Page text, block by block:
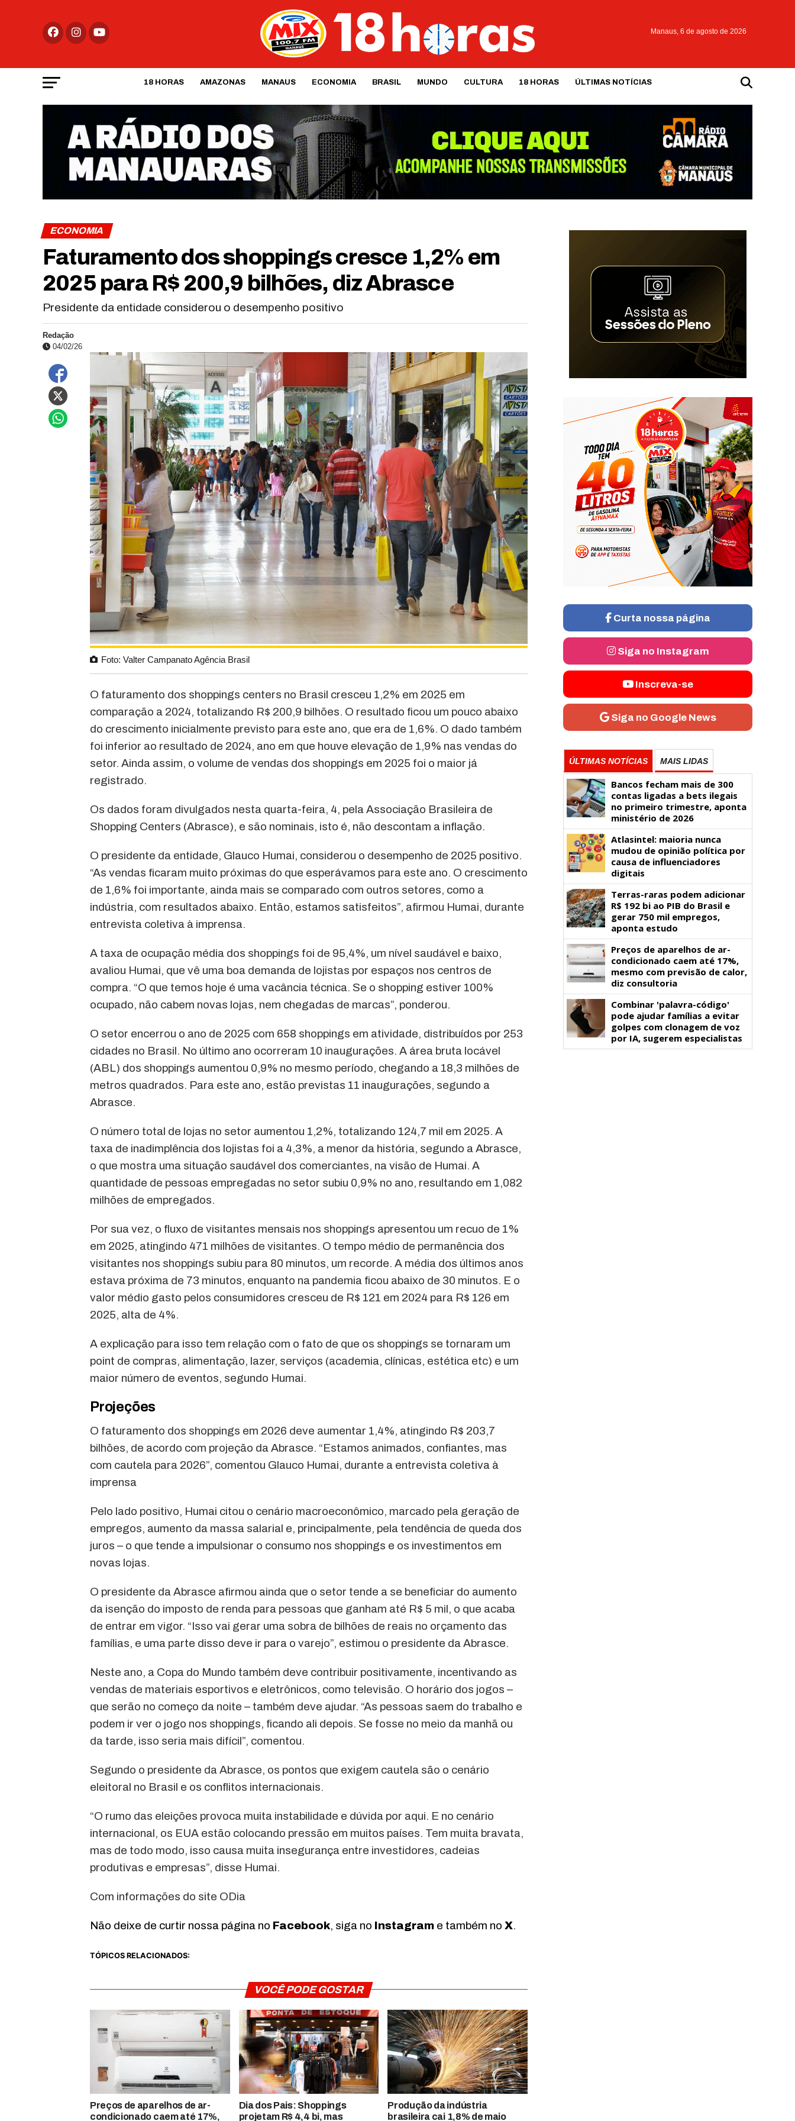
Manaus, 6 de agosto de 2026
18 HORAS AMAZONAS MANAUS ECONOMIA BRASIL MUNDO CULTURA 18 HORAS ÚLTIMAS NOTÍCIAS
ECONOMIA
Faturamento dos shoppings cresce 1,2% em
2025 para R$ 200,9 bilhões, diz Abrasce
Presidente da entidade considerou o desempenho positivo
Redação
04/02/26
Foto: Valter Campanato Agência Brasil
O faturamento dos shoppings centers no Brasil cresceu 1,2% em 2025 em
comparação a 2024, totalizando R$ 200,9 bilhões. O resultado ficou um pouco abaixo
do crescimento inicialmente previsto para este ano, que era de 1,6%. O dado também
foi inferior ao resultado de 2024, ano em que houve elevação de 1,9% nas vendas do
setor. Ainda assim, o volume de vendas dos shoppings em 2025 foi o maior já
registrado.
Os dados foram divulgados nesta quarta-feira, 4, pela Associação Brasileira de
Shopping Centers (Abrasce), e são nominais, isto é, não descontam a inflação.
O presidente da entidade, Glauco Humai, considerou o desempenho de 2025 positivo.
“As vendas ficaram muito próximas do que esperávamos para este ano. O crescimento
de 1,6% foi importante, ainda mais se comparado com outros setores, como a
indústria, com resultados abaixo. Então, estamos satisfeitos”, afirmou Humai, durante
entrevista coletiva à imprensa.
A taxa de ocupação média dos shoppings foi de 95,4%, um nível saudável e baixo,
avaliou Humai, que vê uma boa demanda de lojistas por espaços nos centros de
compra. “O que temos hoje é uma vacância técnica. Se o shopping estiver 100%
ocupado, não cabem novas lojas, nem chegadas de marcas”, ponderou.
O setor encerrou o ano de 2025 com 658 shoppings em atividade, distribuídos por 253
cidades no Brasil. No último ano ocorreram 10 inaugurações. A área bruta locável
(ABL) dos shoppings aumentou 0,9% no mesmo período, chegando a 18,3 milhões de
metros quadrados. Para este ano, estão previstas 11 inaugurações, segundo a
Abrasce.
O número total de lojas no setor aumentou 1,2%, totalizando 124,7 mil em 2025. A
taxa de inadimplência dos lojistas foi a 4,3%, a menor da história, segundo a Abrasce,
o que mostra uma situação saudável dos comerciantes, na visão de Humai. A
quantidade de pessoas empregadas no setor subiu 0,9% no ano, resultando em 1,082
milhões de empregados.
Por sua vez, o fluxo de visitantes mensais nos shoppings apresentou um recuo de 1%
em 2025, atingindo 471 milhões de visitantes. O tempo médio de permanência dos
visitantes nos shoppings subiu para 80 minutos, um recorde. A média dos últimos anos
estava próxima de 73 minutos, enquanto na pandemia ficou abaixo de 30 minutos. E o
valor médio gasto pelos consumidores cresceu de R$ 121 em 2024 para R$ 126 em
2025, alta de 4%.
A explicação para isso tem relação com o fato de que os shoppings se tornaram um
point de compras, alimentação, lazer, serviços (academia, clínicas, estética etc) e um
maior número de eventos, segundo Humai.
Projeções
O faturamento dos shoppings em 2026 deve aumentar 1,4%, atingindo R$ 203,7
bilhões, de acordo com projeção da Abrasce. “Estamos animados, confiantes, mas
com cautela para 2026”, comentou Glauco Humai, durante a entrevista coletiva à
imprensa
Pelo lado positivo, Humai citou o cenário macroeconômico, marcado pela geração de
empregos, aumento da massa salarial e, principalmente, pela tendência de queda dos
juros – o que tende a impulsionar o consumo nos shoppings e os investimentos em
novas lojas.
O presidente da Abrasce afirmou ainda que o setor tende a se beneficiar do aumento
da isenção do imposto de renda para pessoas que ganham até R$ 5 mil, o que acaba
de entrar em vigor. “Isso vai gerar uma sobra de bilhões de reais no orçamento das
famílias, e uma parte disso deve ir para o varejo”, estimou o presidente da Abrasce.
Neste ano, a Copa do Mundo também deve contribuir positivamente, incentivando as
vendas de materiais esportivos e eletrônicos, como televisão. O horário dos jogos –
que serão no começo da noite – também deve ajudar. “As pessoas saem do trabalho e
podem ir ver o jogo nos shoppings, ficando ali depois. Se fosse no meio da manhã ou
da tarde, isso seria mais difícil”, comentou.
Segundo o presidente da Abrasce, os pontos que exigem cautela são o cenário
eleitoral no Brasil e os conflitos internacionais.
“O rumo das eleições provoca muita instabilidade e dúvida por aqui. E no cenário
internacional, os EUA estão colocando pressão em muitos países. Tem muita bravata,
mas de todo modo, isso causa muita insegurança entre investidores, cadeias
produtivas e empresas”, disse Humai.
Com informações do site ODia
Não deixe de curtir nossa página no Facebook, siga no Instagram e também no X.
TÓPICOS RELACIONADOS:
VOCÊ PODE GOSTAR
Preços de aparelhos de ar-
condicionado caem até 17%,
Dia dos Pais: Shoppings
projetam R$ 4,4 bi, mas
Produção da indústria
brasileira cai 1,8% de maio
Curta nossa página
Siga no Instagram
Inscreva-se
Siga no Google News
ÚLTIMAS NOTÍCIAS MAIS LIDAS
Bancos fecham mais de 300
contas ligadas a bets ilegais
no primeiro trimestre, aponta
ministério de 2026
Atlasintel: maioria nunca
mudou de opinião política por
causa de influenciadores
digitais
Terras-raras podem adicionar
R$ 192 bi ao PIB do Brasil e
gerar 750 mil empregos,
aponta estudo
Preços de aparelhos de ar-
condicionado caem até 17%,
mesmo com previsão de calor,
diz consultoria
Combinar 'palavra-código'
pode ajudar famílias a evitar
golpes com clonagem de voz
por IA, sugerem especialistas